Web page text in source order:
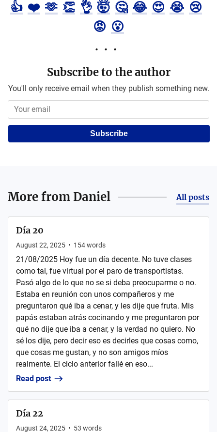
👍 ❤️ 🫶 👏 👌 🤯 🤔 😂 😍 😭 😢
😡 😮
Subscribe to the author
You'll only receive email when they publish something new.
Subscribe
More from Daniel All posts
Día 20
August 22, 2025 • 154words
21/08/2025 Hoy fue un día decente. No tuve clases
como tal, fue virtual por el paro de transportistas.
Pasó algo de lo que no se si deba preocuparme o no.
Estaba en reunión con unos compañeros y me
preguntaron qué iba a cenar, y les dije que fruta. Mis
papás estaban atrás cocinando y me preguntaron por
qué no dije que iba a cenar, y la verdad no quiero. No
sé los dije, pero decir eso es decirles que cosas como,
que cosas me gustan, y no son amigos míos
realmente. El ciclo anterior fallé en eso...
Read post
Día 22
August 24, 2025 • 53 words